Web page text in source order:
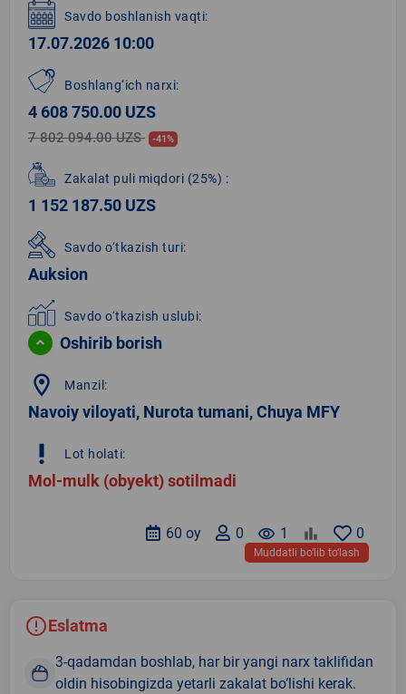
Savdo boshlanish vaqti:
17.07.2026 10:00
Boshlang‘ich narxi:
4 608 750.00 UZS
7 802 094.00 UZS -41%
Zakalat puli miqdori (25%) :
1 152 187.50 UZS
Savdo o‘tkazish turi:
Auksion
Savdo o‘tkazish uslubi:
Oshirib borish
location_on Manzil:
Navoiy viloyati, Nurota tumani, Chuya MFY
priority_high Lot holati:
Mol-mulk (obyekt) sotilmadi
0
remove_red_eye 1
0
60 oy
Muddatli bo‘lib to‘lash
Eslatma
3-qadamdan boshlab, har bir yangi narx taklifidan
oldin hisobingizda yetarli zakalat bo‘lishi kerak.